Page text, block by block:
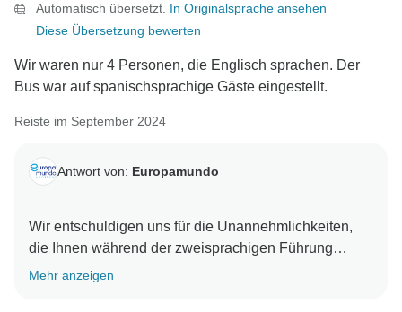
In diesem Fall werden wir die Erstattung für den
Ausflug zum Schloss Windsor so schnell wie möglich
schätzen, da es uns hilft, unseren Service
kontinuierlich zu verbessern.
weitere Fragen haben.
Automatisch übersetzt. In Originalsprache ansehen
Diese Übersetzung bewerten
Wir waren nur 4 Personen, die Englisch sprachen. Der
Bus war auf spanischsprachige Gäste eingestellt.
Reiste im September 2024
Antwort von: Europamundo
Wir entschuldigen uns für die Unannehmlichkeiten,
die Ihnen während der zweisprachigen Führung
entstanden sind.
Mehr anzeigen